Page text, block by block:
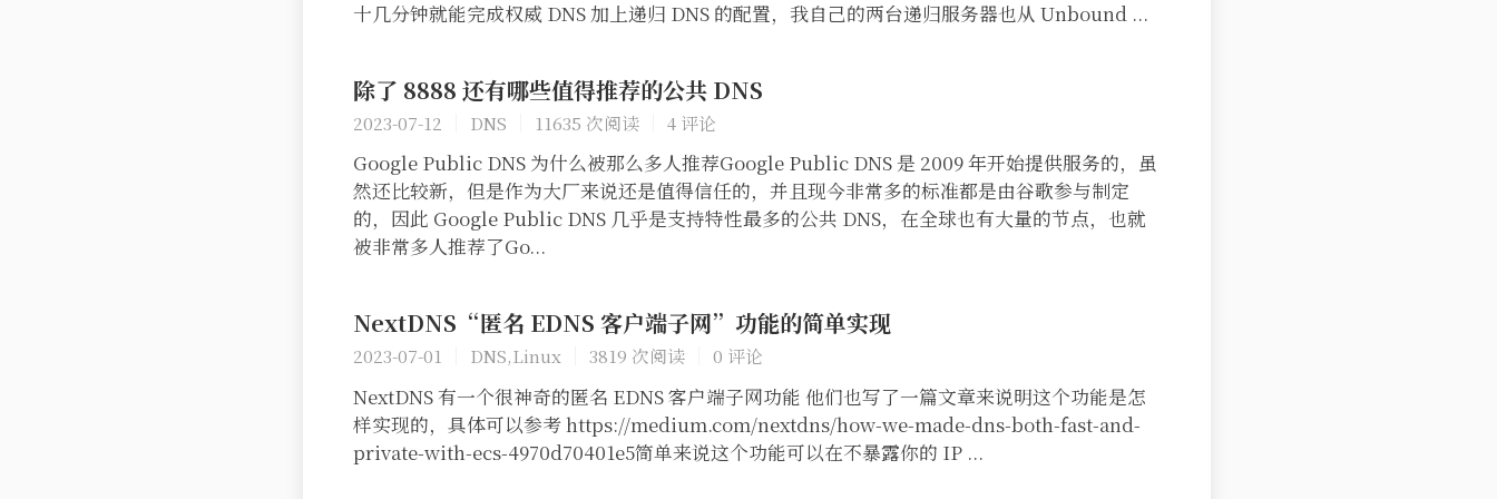
十几分钟就能完成权威 DNS 加上递归 DNS 的配置，我自己的两台递归服务器也从 Unbound ...
除了 8888 还有哪些值得推荐的公共 DNS
2023-07-12 DNS 11635 次阅读 4 评论
Google Public DNS 为什么被那么多人推荐Google Public DNS 是 2009 年开始提供服务的，虽
然还比较新，但是作为大厂来说还是值得信任的，并且现今非常多的标准都是由谷歌参与制定
的，因此 Google Public DNS 几乎是支持特性最多的公共 DNS，在全球也有大量的节点，也就
被非常多人推荐了Go...
NextDNS“匿名 EDNS 客户端子网”功能的简单实现
2023-07-01 DNS,Linux 3819 次阅读 0 评论
NextDNS 有一个很神奇的匿名 EDNS 客户端子网功能 他们也写了一篇文章来说明这个功能是怎
样实现的，具体可以参考 https://medium.com/nextdns/how-we-made-dns-both-fast-and-
private-with-ecs-4970d70401e5简单来说这个功能可以在不暴露你的 IP ...